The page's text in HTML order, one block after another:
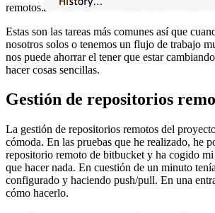
remotos.
Estas son las tareas más comunes así que
nosotros solos o tenemos un flujo de trabajo
nos puede ahorrar el tener que estar
hacer cosas sencillas.
Gestión de repositorios
La gestión de repositorios remotos del
cómoda. En las pruebas que he realizado, he
repositorio remoto de bitbucket y ha cogido
que hacer nada. En cuestión de un minuto
configurado y haciendo push/pull. En una
cómo hacerlo.